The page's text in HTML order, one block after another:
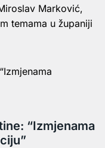
Marković,
temama u županiji
“Izmjenama